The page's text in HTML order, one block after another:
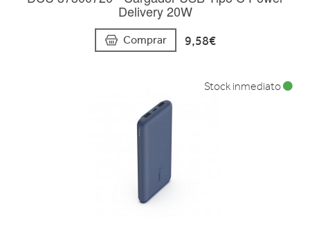
Delivery 20W
Comprar 9,58€
Stock inmediato